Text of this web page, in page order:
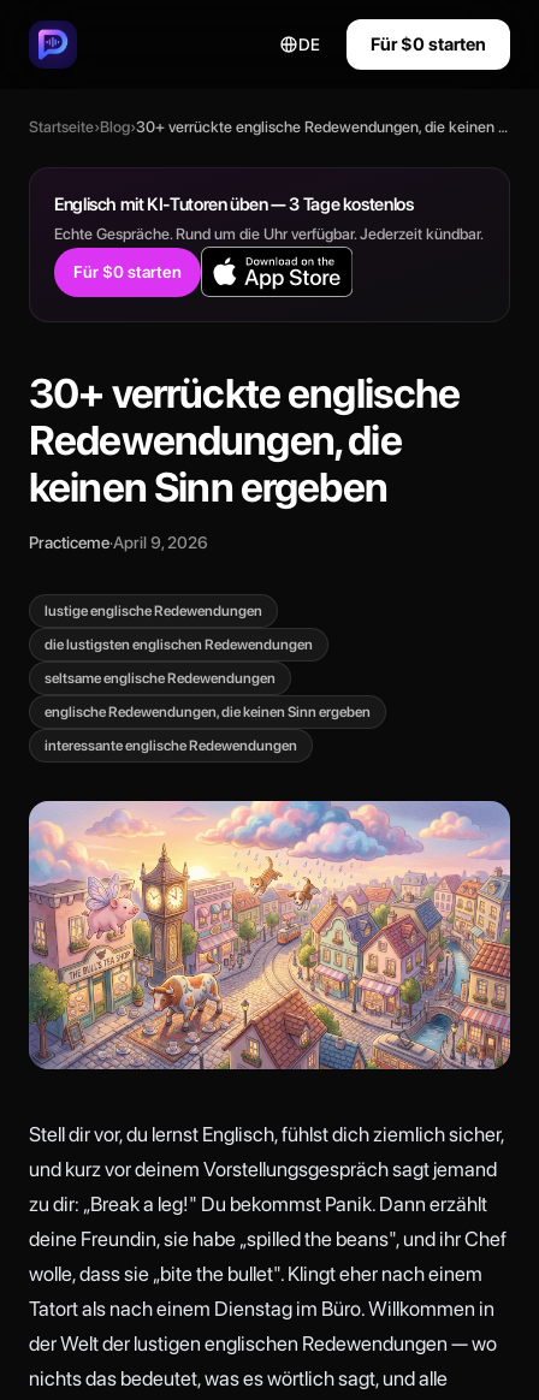
DE Für $0 starten
Startseite›Blog› 30+ verrückte englische Redewendungen, die keinen Sinn ergeben
Englisch mit KI-Tutoren üben — 3 Tage kostenlos
Echte Gespräche. Rund um die Uhr verfügbar. Jederzeit kündbar.
Für $0 starten
30+ verrückte englische
Redewendungen, die
keinen Sinn ergeben
Practiceme·April 9, 2026
lustige englische Redewendungen
die lustigsten englischen Redewendungen
seltsame englische Redewendungen
englische Redewendungen, die keinen Sinn ergeben
interessante englische Redewendungen
Stell dir vor, du lernst Englisch, fühlst dich ziemlich sicher,
und kurz vor deinem Vorstellungsgespräch sagt jemand
zu dir: „Break a leg!" Du bekommst Panik. Dann erzählt
deine Freundin, sie habe „spilled the beans", und ihr Chef
wolle, dass sie „bite the bullet". Klingt eher nach einem
Tatort als nach einem Dienstag im Büro. Willkommen in
der Welt der lustigen englischen Redewendungen — wo
nichts das bedeutet, was es wörtlich sagt, und alle